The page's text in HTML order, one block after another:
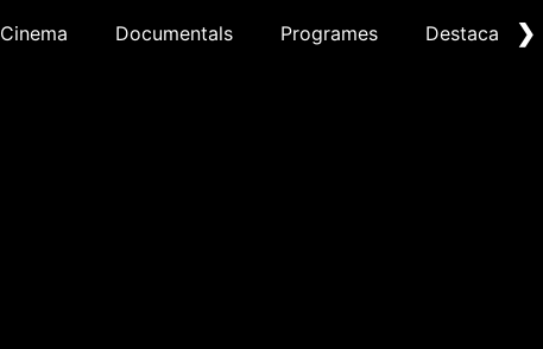
Cinema Documentals Programes Destacat ❯